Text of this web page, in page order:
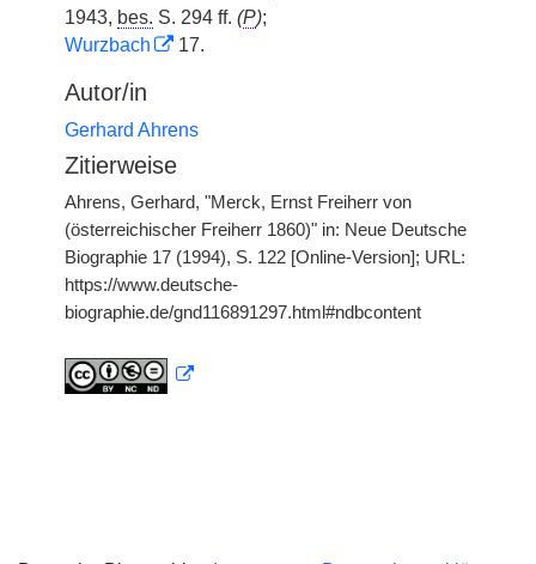
1943, bes. S. 294 ff. (P);
Wurzbach
17.
Autor/in
Gerhard Ahrens
Zitierweise
Ahrens, Gerhard, "Merck, Ernst Freiherr von
(österreichischer Freiherr 1860)" in: Neue Deutsche
Biographie 17 (1994), S. 122 [Online-Version]; URL:
https://www.deutsche-
biographie.de/gnd116891297.html#ndbcontent